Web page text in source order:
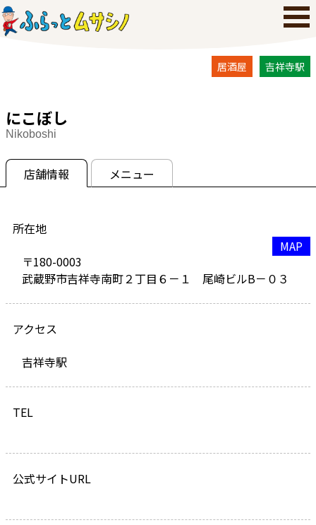
居酒屋 吉祥寺駅
にこぼし
Nikoboshi
店舗情報 メニュー
所在地
〒180-0003
武蔵野市吉祥寺南町２丁目６－１ 尾崎ビルB－０３
MAP
アクセス
吉祥寺駅
TEL
公式サイトURL